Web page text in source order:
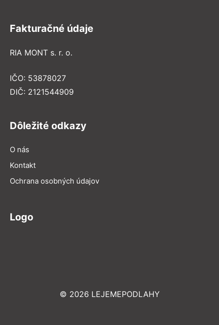
Fakturačné údaje
RIA MONT s. r. o.
IČO: 53878027
DIČ: 2121544909
Dôležité odkazy
O nás
Kontakt
Ochrana osobných údajov
Logo
© 2026 LEJEMEPODLAHY